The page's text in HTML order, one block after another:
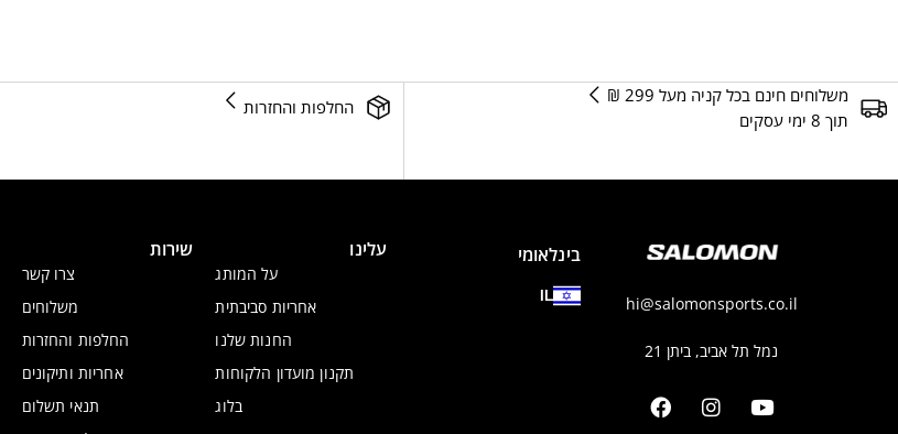
משלוחים חינם בכל קניה מעל 299 ₪
תוך 8 ימי עסקים
החלפות והחזרות
hi@salomonsports.co.il
נמל תל אביב, ביתן 21
בינלאומי
IL
עלינו
על המותג
אחריות סביבתית
החנות שלנו
תקנון מועדון הלקוחות
בלוג
שירות
צרו קשר
משלוחים
החלפות והחזרות
אחריות ותיקונים
תנאי תשלום